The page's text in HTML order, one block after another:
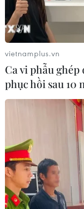
TIN CÙNG
Bãi bỏ một số văn
pháp luật không
Khởi tố người đi bộ
người trên quốc lộ
06/08/2026 09:44
vietnamplus.vn
Ca vi phẫu ghép
phục hồi sau 10